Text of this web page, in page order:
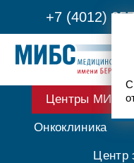
+7 (4012)
Центры МИБС
Онкоклиника
Центр